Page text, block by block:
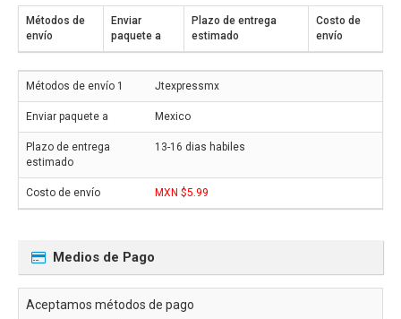
Métodos de
envío
Enviar
paquete a
Plazo de entrega
estimado
Costo de
envío
Jtexpressmx
Mexico
13-16 dias habiles
MXN $5.99
Medios de Pago
Aceptamos métodos de pago